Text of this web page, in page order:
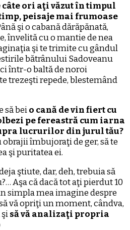
câte ori aţi văzut în timpul
peisaje mai frumoase
şi o cabană dărăpănată,
învelită cu o mantie de nea
şi te trimite cu gândul
bătrânului Sadoveanu
într-o baltă de noroi
trezeşti repede, blestemând
să beio cană de vin fiert cu
pe fereastră cum iarna
lucrurilor din jurul tău?
obrajii îmbujoraţi de ger, să te
şi puritatea ei.
ştiute, dar, deh, trebuia să
Aşa că dacă tot aţi pierdut 10
simpla mea imagine despre
vă opriţi un moment, cândva,
să vă analizaţi propria